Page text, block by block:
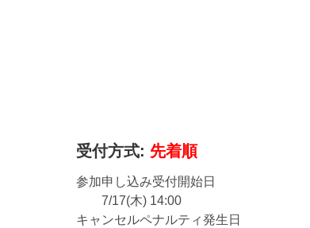
受付方式: 先着順
参加申し込み受付開始日
7/17(木) 14:00
キャンセルペナルティ発生日